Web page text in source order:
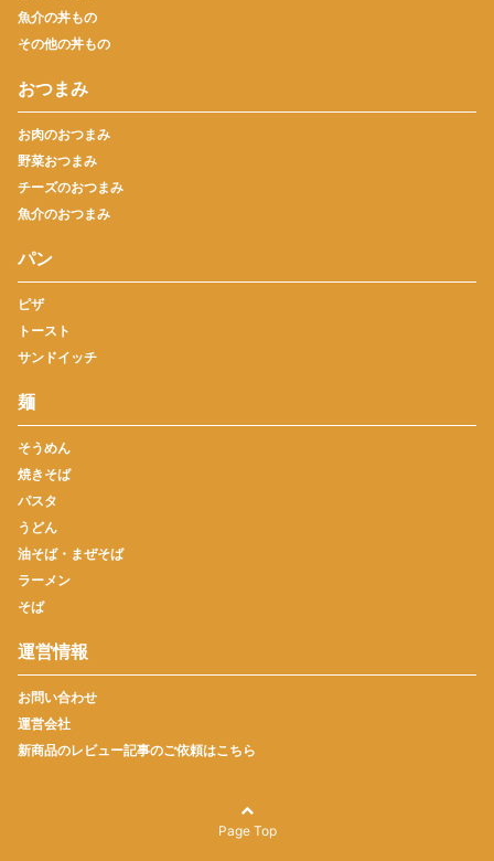
魚介の丼もの
その他の丼もの
おつまみ
お肉のおつまみ
野菜おつまみ
チーズのおつまみ
魚介のおつまみ
パン
ピザ
トースト
サンドイッチ
麺
そうめん
焼きそば
パスタ
うどん
油そば・まぜそば
ラーメン
そば
運営情報
お問い合わせ
運営会社
新商品のレビュー記事のご依頼はこちら
Page Top